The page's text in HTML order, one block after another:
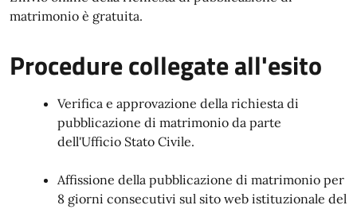
matrimonio è gratuita.
Procedure collegate all'esito
Verifica e approvazione della richiesta di
pubblicazione di matrimonio da parte
dell'Ufficio Stato Civile.
Affissione della pubblicazione di matrimonio per
8 giorni consecutivi sul sito web istituzionale del